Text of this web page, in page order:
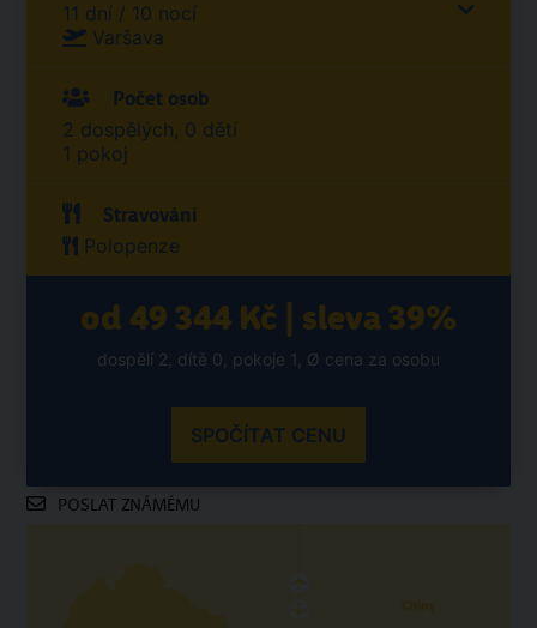
11 dní / 10 nocí
Varšava
Počet osob
2 dospělých, 0 dětí
1 pokoj
Stravování
Polopenze
od 49 344 Kč | sleva 39%
dospělí 2, dítě 0, pokoje 1, Ø cena za osobu
SPOČÍTAT CENU
POSLAT ZNÁMÉMU